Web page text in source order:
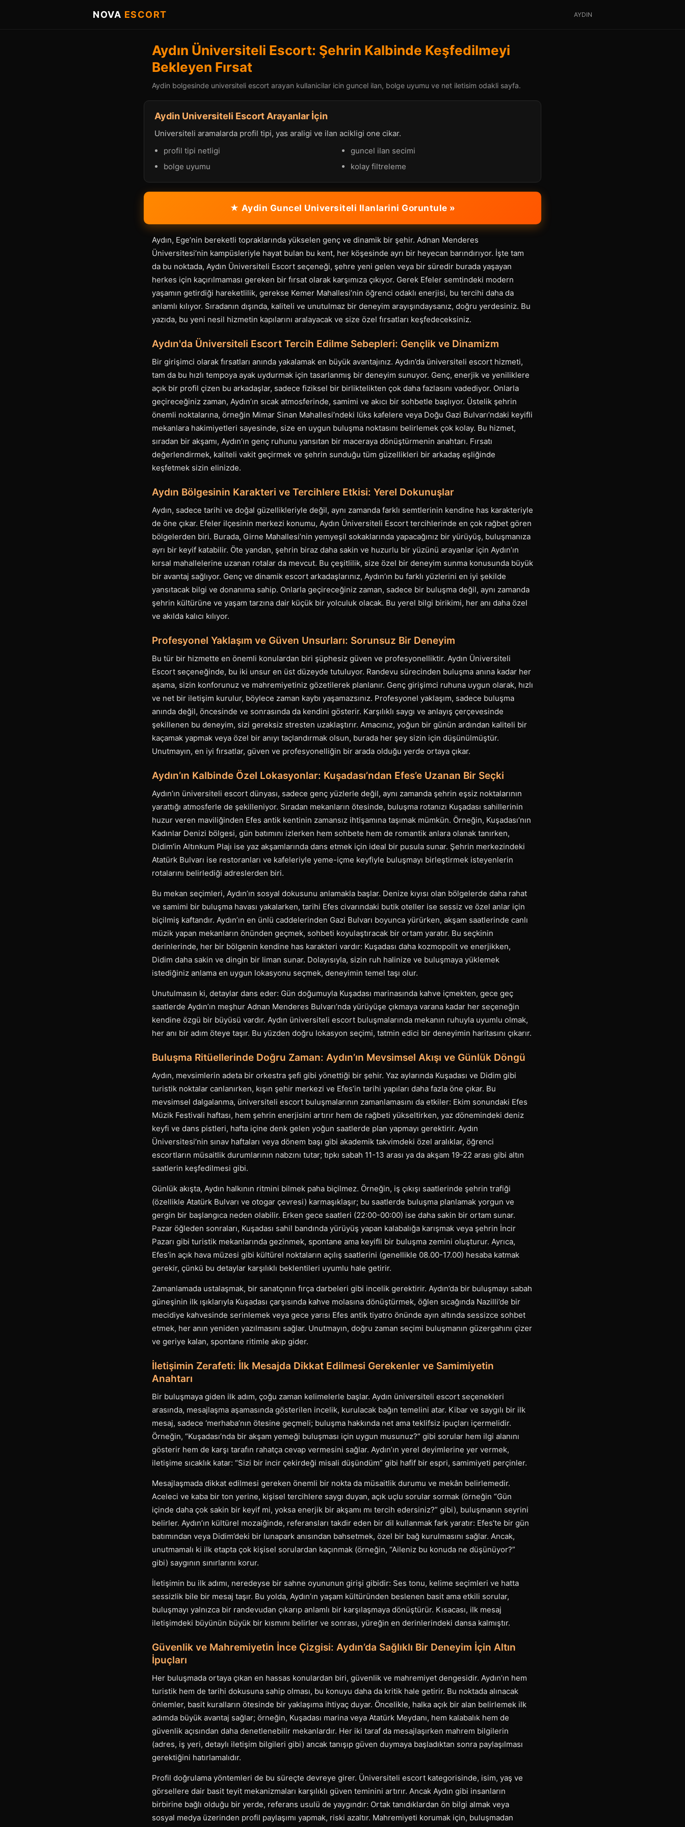
NOVA ESCORT AYDIN
Aydın Üniversiteli Escort: Şehrin Kalbinde Keşfedilmeyi
Bekleyen Fırsat
Aydin bolgesinde universiteli escort arayan kullanicilar icin guncel ilan, bolge uyumu ve net iletisim odakli sayfa.
Aydin Universiteli Escort Arayanlar İçin
Universiteli aramalarda profil tipi, yas araligi ve ilan acikligi one cikar.
profil tipi netligi
guncel ilan secimi
bolge uyumu
kolay filtreleme
★ Aydin Guncel Universiteli Ilanlarini Goruntule »
Aydın, Ege’nin bereketli topraklarında yükselen genç ve dinamik bir şehir. Adnan Menderes
Üniversitesi’nin kampüsleriyle hayat bulan bu kent, her köşesinde ayrı bir heyecan barındırıyor. İşte tam
da bu noktada, Aydın Üniversiteli Escort seçeneği, şehre yeni gelen veya bir süredir burada yaşayan
herkes için kaçırılmaması gereken bir fırsat olarak karşımıza çıkıyor. Gerek Efeler semtindeki modern
yaşamın getirdiği hareketlilik, gerekse Kemer Mahallesi’nin öğrenci odaklı enerjisi, bu tercihi daha da
anlamlı kılıyor. Sıradanın dışında, kaliteli ve unutulmaz bir deneyim arayışındaysanız, doğru yerdesiniz. Bu
yazıda, bu yeni nesil hizmetin kapılarını aralayacak ve size özel fırsatları keşfedeceksiniz.
Aydın'da Üniversiteli Escort Tercih Edilme Sebepleri: Gençlik ve Dinamizm
Bir girişimci olarak fırsatları anında yakalamak en büyük avantajınız. Aydın’da üniversiteli escort hizmeti,
tam da bu hızlı tempoya ayak uydurmak için tasarlanmış bir deneyim sunuyor. Genç, enerjik ve yeniliklere
açık bir profil çizen bu arkadaşlar, sadece fiziksel bir birliktelikten çok daha fazlasını vadediyor. Onlarla
geçireceğiniz zaman, Aydın’ın sıcak atmosferinde, samimi ve akıcı bir sohbetle başlıyor. Üstelik şehrin
önemli noktalarına, örneğin Mimar Sinan Mahallesi’ndeki lüks kafelere veya Doğu Gazi Bulvarı’ndaki keyifli
mekanlara hakimiyetleri sayesinde, size en uygun buluşma noktasını belirlemek çok kolay. Bu hizmet,
sıradan bir akşamı, Aydın’ın genç ruhunu yansıtan bir maceraya dönüştürmenin anahtarı. Fırsatı
değerlendirmek, kaliteli vakit geçirmek ve şehrin sunduğu tüm güzellikleri bir arkadaş eşliğinde
keşfetmek sizin elinizde.
Aydın Bölgesinin Karakteri ve Tercihlere Etkisi: Yerel Dokunuşlar
Aydın, sadece tarihi ve doğal güzellikleriyle değil, aynı zamanda farklı semtlerinin kendine has karakteriyle
de öne çıkar. Efeler ilçesinin merkezi konumu, Aydın Üniversiteli Escort tercihlerinde en çok rağbet gören
bölgelerden biri. Burada, Girne Mahallesi’nin yemyeşil sokaklarında yapacağınız bir yürüyüş, buluşmanıza
ayrı bir keyif katabilir. Öte yandan, şehrin biraz daha sakin ve huzurlu bir yüzünü arayanlar için Aydın’ın
kırsal mahallelerine uzanan rotalar da mevcut. Bu çeşitlilik, size özel bir deneyim sunma konusunda büyük
bir avantaj sağlıyor. Genç ve dinamik escort arkadaşlarınız, Aydın’ın bu farklı yüzlerini en iyi şekilde
yansıtacak bilgi ve donanıma sahip. Onlarla geçireceğiniz zaman, sadece bir buluşma değil, aynı zamanda
şehrin kültürüne ve yaşam tarzına dair küçük bir yolculuk olacak. Bu yerel bilgi birikimi, her anı daha özel
ve akılda kalıcı kılıyor.
Profesyonel Yaklaşım ve Güven Unsurları: Sorunsuz Bir Deneyim
Bu tür bir hizmette en önemli konulardan biri şüphesiz güven ve profesyonelliktir. Aydın Üniversiteli
Escort seçeneğinde, bu iki unsur en üst düzeyde tutuluyor. Randevu sürecinden buluşma anına kadar her
aşama, sizin konforunuz ve mahremiyetiniz gözetilerek planlanır. Genç girişimci ruhuna uygun olarak, hızlı
ve net bir iletişim kurulur, böylece zaman kaybı yaşamazsınız. Profesyonel yaklaşım, sadece buluşma
anında değil, öncesinde ve sonrasında da kendini gösterir. Karşılıklı saygı ve anlayış çerçevesinde
şekillenen bu deneyim, sizi gereksiz stresten uzaklaştırır. Amacınız, yoğun bir günün ardından kaliteli bir
kaçamak yapmak veya özel bir anıyı taçlandırmak olsun, burada her şey sizin için düşünülmüştür.
Unutmayın, en iyi fırsatlar, güven ve profesyonelliğin bir arada olduğu yerde ortaya çıkar.
Aydın’ın Kalbinde Özel Lokasyonlar: Kuşadası’ndan Efes’e Uzanan Bir Seçki
Aydın’ın üniversiteli escort dünyası, sadece genç yüzlerle değil, aynı zamanda şehrin eşsiz noktalarının
yarattığı atmosferle de şekilleniyor. Sıradan mekanların ötesinde, buluşma rotanızı Kuşadası sahillerinin
huzur veren maviliğinden Efes antik kentinin zamansız ihtişamına taşımak mümkün. Örneğin, Kuşadası’nın
Kadınlar Denizi bölgesi, gün batımını izlerken hem sohbete hem de romantik anlara olanak tanırken,
Didim’in Altınkum Plajı ise yaz akşamlarında dans etmek için ideal bir pusula sunar. Şehrin merkezindeki
Atatürk Bulvarı ise restoranları ve kafeleriyle yeme-içme keyfiyle buluşmayı birleştirmek isteyenlerin
rotalarını belirlediği adreslerden biri.
Bu mekan seçimleri, Aydın’ın sosyal dokusunu anlamakla başlar. Denize kıyısı olan bölgelerde daha rahat
ve samimi bir buluşma havası yakalarken, tarihi Efes civarındaki butik oteller ise sessiz ve özel anlar için
biçilmiş kaftandır. Aydın’ın en ünlü caddelerinden Gazi Bulvarı boyunca yürürken, akşam saatlerinde canlı
müzik yapan mekanların önünden geçmek, sohbeti koyulaştıracak bir ortam yaratır. Bu seçkinin
derinlerinde, her bir bölgenin kendine has karakteri vardır: Kuşadası daha kozmopolit ve enerjikken,
Didim daha sakin ve dingin bir liman sunar. Dolayısıyla, sizin ruh halinize ve buluşmaya yüklemek
istediğiniz anlama en uygun lokasyonu seçmek, deneyimin temel taşı olur.
Unutulmasın ki, detaylar dans eder: Gün doğumuyla Kuşadası marinasında kahve içmekten, gece geç
saatlerde Aydın’ın meşhur Adnan Menderes Bulvarı’nda yürüyüşe çıkmaya varana kadar her seçeneğin
kendine özgü bir büyüsü vardır. Aydın üniversiteli escort buluşmalarında mekanın ruhuyla uyumlu olmak,
her anı bir adım öteye taşır. Bu yüzden doğru lokasyon seçimi, tatmin edici bir deneyimin haritasını çıkarır.
Buluşma Ritüellerinde Doğru Zaman: Aydın’ın Mevsimsel Akışı ve Günlük Döngü
Aydın, mevsimlerin adeta bir orkestra şefi gibi yönettiği bir şehir. Yaz aylarında Kuşadası ve Didim gibi
turistik noktalar canlanırken, kışın şehir merkezi ve Efes’in tarihi yapıları daha fazla öne çıkar. Bu
mevsimsel dalgalanma, üniversiteli escort buluşmalarının zamanlamasını da etkiler: Ekim sonundaki Efes
Müzik Festivali haftası, hem şehrin enerjisini artırır hem de rağbeti yükseltirken, yaz dönemindeki deniz
keyfi ve dans pistleri, hafta içine denk gelen yoğun saatlerde plan yapmayı gerektirir. Aydın
Üniversitesi’nin sınav haftaları veya dönem başı gibi akademik takvimdeki özel aralıklar, öğrenci
escortların müsaitlik durumlarının nabzını tutar; tıpkı sabah 11-13 arası ya da akşam 19-22 arası gibi altın
saatlerin keşfedilmesi gibi.
Günlük akışta, Aydın halkının ritmini bilmek paha biçilmez. Örneğin, iş çıkışı saatlerinde şehrin trafiği
(özellikle Atatürk Bulvarı ve otogar çevresi) karmaşıklaşır; bu saatlerde buluşma planlamak yorgun ve
gergin bir başlangıca neden olabilir. Erken gece saatleri (22:00-00:00) ise daha sakin bir ortam sunar.
Pazar öğleden sonraları, Kuşadası sahil bandında yürüyüş yapan kalabalığa karışmak veya şehrin İncir
Pazarı gibi turistik mekanlarında gezinmek, spontane ama keyifli bir buluşma zemini oluşturur. Ayrıca,
Efes’in açık hava müzesi gibi kültürel noktaların açılış saatlerini (genellikle 08.00-17.00) hesaba katmak
gerekir, çünkü bu detaylar karşılıklı beklentileri uyumlu hale getirir.
Zamanlamada ustalaşmak, bir sanatçının fırça darbeleri gibi incelik gerektirir. Aydın’da bir buluşmayı sabah
güneşinin ilk ışıklarıyla Kuşadası çarşısında kahve molasına dönüştürmek, öğlen sıcağında Nazilli’de bir
mecidiye kahvesinde serinlemek veya gece yarısı Efes antik tiyatro önünde ayın altında sessizce sohbet
etmek, her anın yeniden yazılmasını sağlar. Unutmayın, doğru zaman seçimi buluşmanın güzergahını çizer
ve geriye kalan, spontane ritimle akıp gider.
İletişimin Zerafeti: İlk Mesajda Dikkat Edilmesi Gerekenler ve Samimiyetin
Anahtarı
Bir buluşmaya giden ilk adım, çoğu zaman kelimelerle başlar. Aydın üniversiteli escort seçenekleri
arasında, mesajlaşma aşamasında gösterilen incelik, kurulacak bağın temelini atar. Kibar ve saygılı bir ilk
mesaj, sadece ‘merhaba’nın ötesine geçmeli; buluşma hakkında net ama teklifsiz ipuçları içermelidir.
Örneğin, “Kuşadası’nda bir akşam yemeği buluşması için uygun musunuz?” gibi sorular hem ilgi alanını
gösterir hem de karşı tarafın rahatça cevap vermesini sağlar. Aydın’ın yerel deyimlerine yer vermek,
iletişime sıcaklık katar: “Sizi bir incir çekirdeği misali düşündüm” gibi hafif bir espri, samimiyeti perçinler.
Mesajlaşmada dikkat edilmesi gereken önemli bir nokta da müsaitlik durumu ve mekân belirlemedir.
Aceleci ve kaba bir ton yerine, kişisel tercihlere saygı duyan, açık uçlu sorular sormak (örneğin “Gün
içinde daha çok sakin bir keyif mi, yoksa enerjik bir akşamı mı tercih edersiniz?” gibi), buluşmanın seyrini
belirler. Aydın’ın kültürel mozaiğinde, referansları takdir eden bir dil kullanmak fark yaratır: Efes’te bir gün
batımından veya Didim’deki bir lunapark anısından bahsetmek, özel bir bağ kurulmasını sağlar. Ancak,
unutmamalı ki ilk etapta çok kişisel sorulardan kaçınmak (örneğin, “Aileniz bu konuda ne düşünüyor?”
gibi) saygının sınırlarını korur.
İletişimin bu ilk adımı, neredeyse bir sahne oyununun girişi gibidir: Ses tonu, kelime seçimleri ve hatta
sessizlik bile bir mesaj taşır. Bu yolda, Aydın’ın yaşam kültüründen beslenen basit ama etkili sorular,
buluşmayı yalnızca bir randevudan çıkarıp anlamlı bir karşılaşmaya dönüştürür. Kısacası, ilk mesaj
iletişimdeki büyünün büyük bir kısmını belirler ve sonrası, yüreğin en derinlerindeki dansa kalmıştır.
Güvenlik ve Mahremiyetin İnce Çizgisi: Aydın’da Sağlıklı Bir Deneyim İçin Altın
İpuçları
Her buluşmada ortaya çıkan en hassas konulardan biri, güvenlik ve mahremiyet dengesidir. Aydın’ın hem
turistik hem de tarihi dokusuna sahip olması, bu konuyu daha da kritik hale getirir. Bu noktada alınacak
önlemler, basit kuralların ötesinde bir yaklaşıma ihtiyaç duyar. Öncelikle, halka açık bir alan belirlemek ilk
adımda büyük avantaj sağlar; örneğin, Kuşadası marina veya Atatürk Meydanı, hem kalabalık hem de
güvenlik açısından daha denetlenebilir mekanlardır. Her iki taraf da mesajlaşırken mahrem bilgilerin
(adres, iş yeri, detaylı iletişim bilgileri gibi) ancak tanışıp güven duymaya başladıktan sonra paylaşılması
gerektiğini hatırlamalıdır.
Profil doğrulama yöntemleri de bu süreçte devreye girer. Üniversiteli escort kategorisinde, isim, yaş ve
görsellere dair basit teyit mekanizmaları karşılıklı güven teminini artırır. Ancak Aydın gibi insanların
birbirine bağlı olduğu bir yerde, referans usulü de yaygındır: Ortak tanıdıklardan ön bilgi almak veya
sosyal medya üzerinden profil paylaşımı yapmak, riski azaltır. Mahremiyeti korumak için, buluşmadan